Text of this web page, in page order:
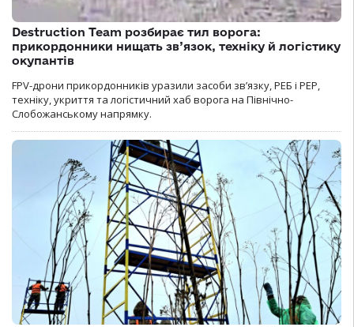
Destruction Team розбирає тил ворога:
прикордонники нищать зв’язок, техніку й логістику
окупантів
FPV-дрони прикордонників уразили засоби зв’язку, РЕБ і РЕР,
техніку, укриття та логістичний хаб ворога на Північно-
Слобожанському напрямку.